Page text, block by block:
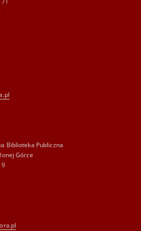
Biblioteka Publiczna
Górze
9